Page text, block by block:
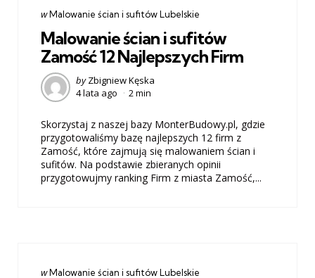
Categories
post
wMalowanie ścian i sufitów Lubelskie
Malowanie ścian i sufitów
Zamość 12 Najlepszych Firm
Posted
by
by Zbigniew Kęska
4 lata ago
2 min
Skorzystaj z naszej bazy MonterBudowy.pl, gdzie
przygotowaliśmy bazę najlepszych 12 firm z
Zamość, które zajmują się malowaniem ścian i
sufitów. Na podstawie zbieranych opinii
przygotowujmy ranking Firm z miasta Zamość,...
Categories
post
wMalowanie ścian i sufitów Lubelskie